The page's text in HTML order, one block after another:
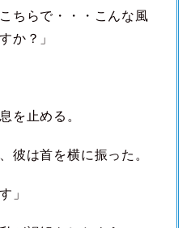
ちらで・・・こんな風
か？」
を止める。
彼は首を横に振った。
」